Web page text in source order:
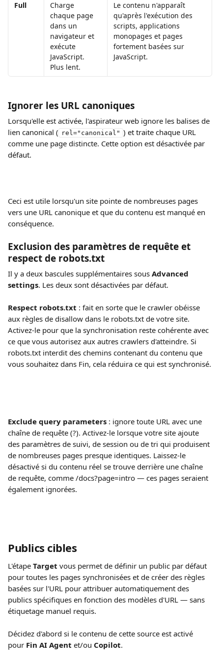
Full
Charge
chaque page
dans un
navigateur et
exécute
JavaScript.
Plus lent.
Le contenu n'apparaît
qu'après l'exécution des
scripts, applications
monopages et pages
fortement basées sur
JavaScript.
Ignorer les URL canoniques
Lorsqu'elle est activée, l'aspirateur web ignore les balises de
lien canonical ( rel="canonical" ) et traite chaque URL
comme une page distincte. Cette option est désactivée par
défaut.
Ceci est utile lorsqu'un site pointe de nombreuses pages
vers une URL canonique et que du contenu est manqué en
conséquence.
Exclusion des paramètres de requête et
respect de robots.txt
Il y a deux bascules supplémentaires sous Advanced
settings. Les deux sont désactivées par défaut.
Respect robots.txt : fait en sorte que le crawler obéisse
aux règles de disallow dans le robots.txt de votre site.
Activez-le pour que la synchronisation reste cohérente avec
ce que vous autorisez aux autres crawlers d'atteindre. Si
robots.txt interdit des chemins contenant du contenu que
vous souhaitez dans Fin, cela réduira ce qui est synchronisé.
Exclude query parameters : ignore toute URL avec une
chaîne de requête (?). Activez-le lorsque votre site ajoute
des paramètres de suivi, de session ou de tri qui produisent
de nombreuses pages presque identiques. Laissez-le
désactivé si du contenu réel se trouve derrière une chaîne
de requête, comme /docs?page=intro — ces pages seraient
également ignorées.
Publics cibles
L'étape Target vous permet de définir un public par défaut
pour toutes les pages synchronisées et de créer des règles
basées sur l'URL pour attribuer automatiquement des
publics spécifiques en fonction des modèles d'URL — sans
étiquetage manuel requis.
Décidez d'abord si le contenu de cette source est activé
pour Fin AI Agent et/ou Copilot.